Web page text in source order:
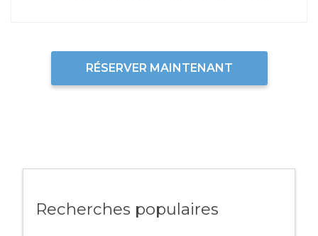
RÉSERVER MAINTENANT
Recherches populaires